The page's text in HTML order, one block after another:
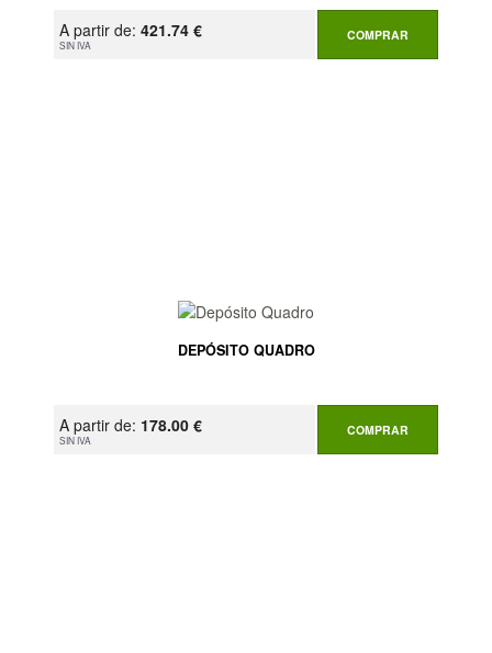
A partir de: 421.74 €
SIN IVA
COMPRAR
DEPÓSITO QUADRO
A partir de: 178.00 €
SIN IVA
COMPRAR